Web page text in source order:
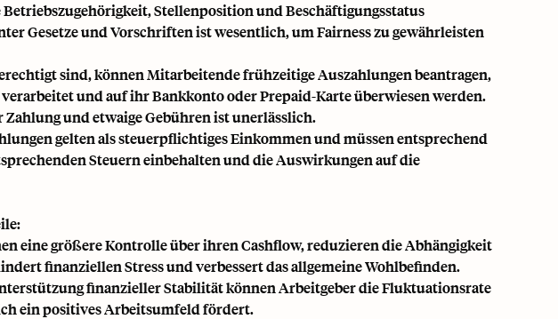
Stellenposition und Beschäftigungsstatus
Gesetze und Vorschriften ist wesentlich, um Fairness zu gewährleisten
sind, können Mitarbeitende frühzeitige Auszahlungen beantragen,
und auf ihr Bankkonto oder Prepaid-Karte überwiesen werden.
und etwaige Gebühren ist unerlässlich.
gelten als steuerpflichtiges Einkommen und müssen entsprechend
Steuern einbehalten und die Auswirkungen auf die
eine größere Kontrolle über ihren Cashflow, reduzieren die Abhängigkeit
finanziellen Stress und verbessert das allgemeine Wohlbefinden.
finanzieller Stabilität können Arbeitgeber die Fluktuationsrate
ein positives Arbeitsumfeld fördert.